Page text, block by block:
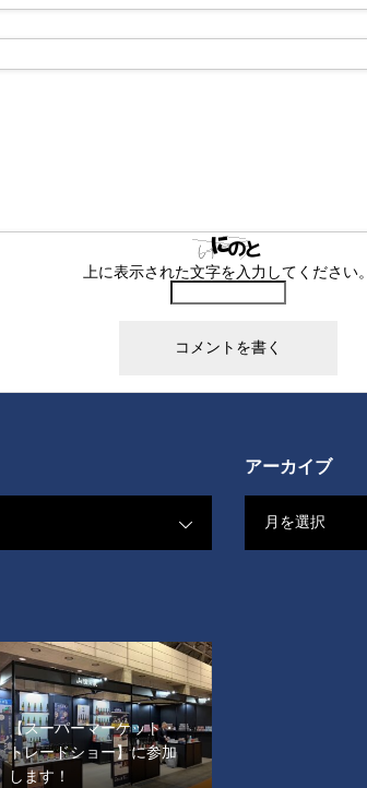
上に表示された文字を入力してください。
アーカイブ
月を選択
【スーパーマーケット・
トレードショー】に参加
します！